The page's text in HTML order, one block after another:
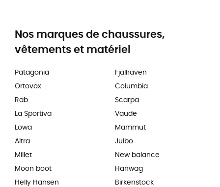
Nos marques de chaussures,
vêtements et matériel
Patagonia
Ortovox
Rab
La Sportiva
Lowa
Altra
Millet
Moon boot
Helly Hansen
Fjällräven
Columbia
Scarpa
Vaude
Mammut
Julbo
New balance
Hanwag
Birkenstock